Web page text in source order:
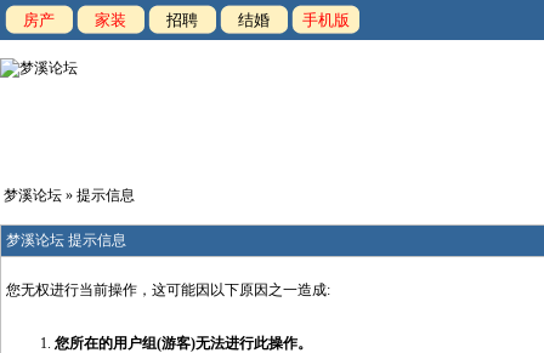
房产 家装 招聘 结婚 手机版
梦溪论坛 » 提示信息
梦溪论坛 提示信息
您无权进行当前操作，这可能因以下原因之一造成:
您所在的用户组(游客)无法进行此操作。